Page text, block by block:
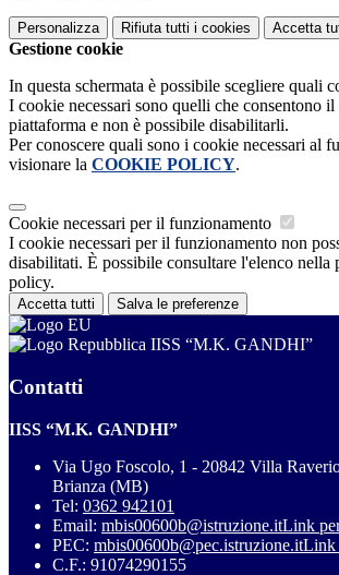
Personalizza Rifiuta tutti i cookies Accetta
Gestione cookie
In questa schermata è possibile scegliere quali
I cookie necessari sono quelli che consentono
piattaforma e non è possibile disabilitarli.
Per conoscere quali sono i cookie necessari al
visionare la COOKIE POLICY.
Cookie necessari per il funzionamento
I cookie necessari per il funzionamento non
disabilitati. È possibile consultare l'elenco nella
policy.
Accetta tutti Salva le preferenze
IISS “M.K. GANDHI”
Contatti
IISS “M.K. GANDHI”
Via Ugo Foscolo, 1 - 20842 Villa
Brianza (MB)
Tel: 0362 942101
Email: mbis00600b@istruzione.itLink
PEC: mbis00600b@pec.istruzione.itLink
C.F.: 91074290155